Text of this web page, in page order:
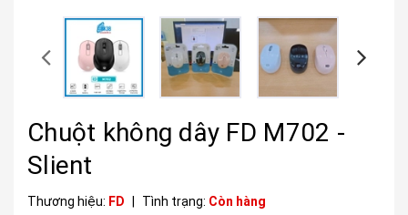
Chuột không dây FD M702 -
Slient
Thương hiệu: FD Tình trạng: Còn hàng